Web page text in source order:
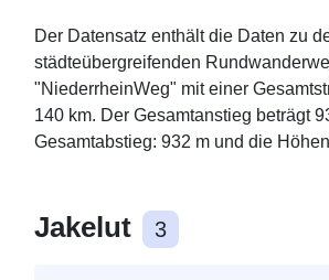
Der Datensatz enthält die Daten zu
städteübergreifenden
"NiederrheinWeg" mit einer
140 km. Der Gesamtanstieg beträgt
Gesamtabstieg: 932 m und die
Jakelut 3